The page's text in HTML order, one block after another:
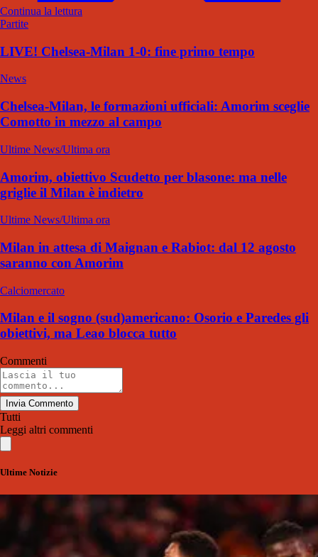
Continua la lettura
Partite
LIVE! Chelsea-Milan 1-0: fine primo tempo
News
Chelsea-Milan, le formazioni ufficiali: Amorim sceglie
Comotto in mezzo al campo
Ultime News/Ultima ora
Amorim, obiettivo Scudetto per blasone: ma nelle
griglie il Milan è indietro
Ultime News/Ultima ora
Milan in attesa di Maignan e Rabiot: dal 12 agosto
saranno con Amorim
Calciomercato
Milan e il sogno (sud)americano: Osorio e Paredes gli
obiettivi, ma Leao blocca tutto
Commenti
Invia Commento
Tutti
Leggi altri commenti
Ultime Notizie